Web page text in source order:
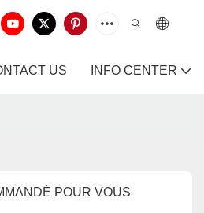
US INFO CENTER
POUR VOUS